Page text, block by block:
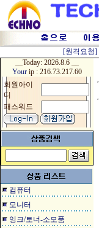
[원격요청]
__Today: 2026.8.6 __
Your ip : 216.73.217.60
회원아이
디
패스워드
컴퓨터
모니터
잉크/토너-소모품